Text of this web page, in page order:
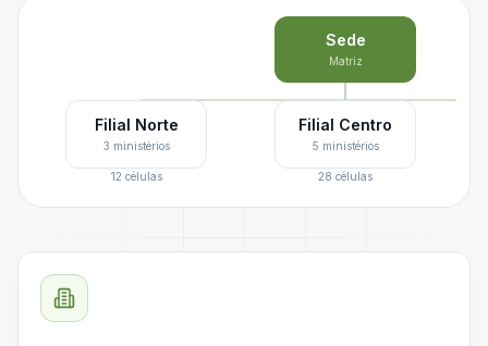
Sede
Matriz
Filial Norte
3 ministérios
12 células
Filial Centro
5 ministérios
28 células